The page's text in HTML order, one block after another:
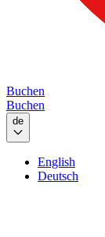
Buchen
Buchen
de
English
Deutsch